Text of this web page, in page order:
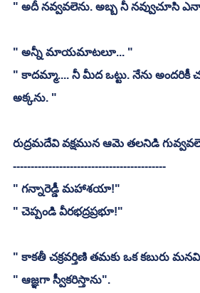
" అదీ నవ్వవలెను. అబ్బ నీ నవ్వుచూసి
" అన్నీ మాయమాటలూ... "
" కాదమ్మా.... నీ మీద ఒట్టు. నేను అందరికీ
అక్కను. "
రుద్రమదేవి వక్షమున ఆమె తలనిడి
-------------------------------------------
" గన్నారెడ్డీ మహాశయా!"
" చెప్పండి వీరభద్రప్రభూ!"
" కాకతీ చక్రవర్తిణి తమకు ఒక కబురు
" ఆజ్ఞగా స్వీకరిస్తాను".